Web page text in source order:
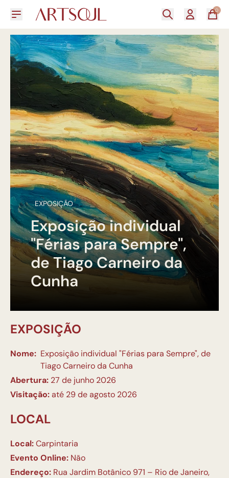
0
EXPOSIÇÃO
Exposição individual
"Férias para Sempre",
de Tiago Carneiro da
Cunha
EXPOSIÇÃO
Nome: Exposição individual "Férias para Sempre", de
Tiago Carneiro da Cunha
Abertura: 27 de junho 2026
Visitação:até 29 de agosto 2026
LOCAL
Local:Carpintaria
Evento Online: Não
Endereço: Rua Jardim Botânico 971 – Rio de Janeiro,